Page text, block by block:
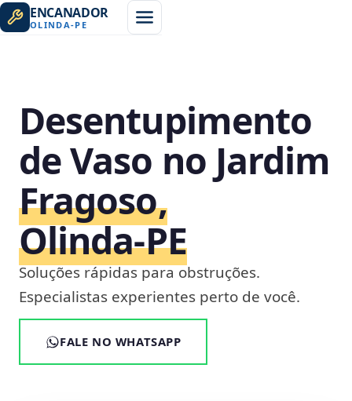
ENCANADOR
OLINDA-PE
Desentupimento
de Vaso no Jardim
Fragoso,
Olinda‑PE
Soluções rápidas para obstruções.
Especialistas experientes perto de você.
FALE NO WHATSAPP